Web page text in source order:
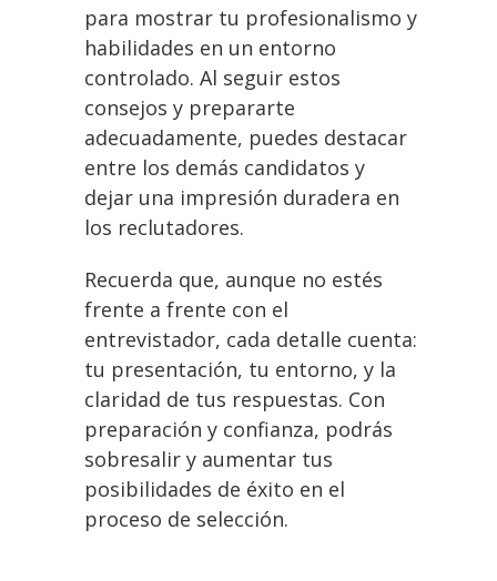
para mostrar tu profesionalismo y
habilidades en un entorno
controlado. Al seguir estos
consejos y prepararte
adecuadamente, puedes destacar
entre los demás candidatos y
dejar una impresión duradera en
los reclutadores.
Recuerda que, aunque no estés
frente a frente con el
entrevistador, cada detalle cuenta:
tu presentación, tu entorno, y la
claridad de tus respuestas. Con
preparación y confianza, podrás
sobresalir y aumentar tus
posibilidades de éxito en el
proceso de selección.